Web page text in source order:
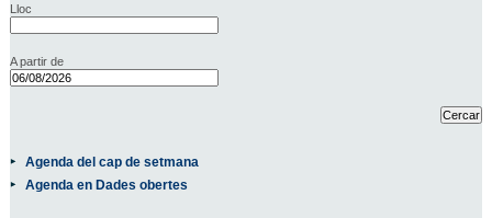
Lloc
A partir de
Agenda del cap de setmana
Agenda en Dades obertes